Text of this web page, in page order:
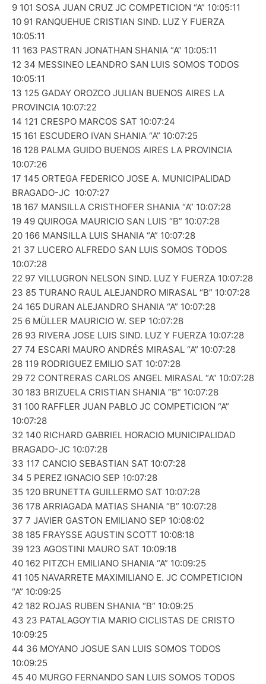
9 101 SOSA JUAN CRUZ JC COMPETICION “A” 10:05:11
10 91 RANQUEHUE CRISTIAN SIND. LUZ Y FUERZA
10:05:11
11 163 PASTRAN JONATHAN SHANIA “A” 10:05:11
12 34 MESSINEO LEANDRO SAN LUIS SOMOS TODOS
10:05:11
13 125 GADAY OROZCO JULIAN BUENOS AIRES LA
PROVINCIA 10:07:22
14 121 CRESPO MARCOS SAT 10:07:24
15 161 ESCUDERO IVAN SHANIA “A” 10:07:25
16 128 PALMA GUIDO BUENOS AIRES LA PROVINCIA
10:07:26
17 145 ORTEGA FEDERICO JOSE A. MUNICIPALIDAD
BRAGADO-JC 10:07:27
18 167 MANSILLA CRISTHOFER SHANIA “A” 10:07:28
19 49 QUIROGA MAURICIO SAN LUIS “B” 10:07:28
20 166 MANSILLA LUIS SHANIA “A” 10:07:28
21 37 LUCERO ALFREDO SAN LUIS SOMOS TODOS
10:07:28
22 97 VILLUGRON NELSON SIND. LUZ Y FUERZA 10:07:28
23 85 TURANO RAUL ALEJANDRO MIRASAL “B” 10:07:28
24 165 DURAN ALEJANDRO SHANIA “A” 10:07:28
25 6 MÜLLER MAURICIO W. SEP 10:07:28
26 93 RIVERA JOSE LUIS SIND. LUZ Y FUERZA 10:07:28
27 74 ESCARI MAURO ANDRÉS MIRASAL “A” 10:07:28
28 119 RODRIGUEZ EMILIO SAT 10:07:28
29 72 CONTRERAS CARLOS ANGEL MIRASAL “A” 10:07:28
30 183 BRIZUELA CRISTIAN SHANIA “B” 10:07:28
31 100 RAFFLER JUAN PABLO JC COMPETICION “A”
10:07:28
32 140 RICHARD GABRIEL HORACIO MUNICIPALIDAD
BRAGADO-JC 10:07:28
33 117 CANCIO SEBASTIAN SAT 10:07:28
34 5 PEREZ IGNACIO SEP 10:07:28
35 120 BRUNETTA GUILLERMO SAT 10:07:28
36 178 ARRIAGADA MATIAS SHANIA “B” 10:07:28
37 7 JAVIER GASTON EMILIANO SEP 10:08:02
38 185 FRAYSSE AGUSTIN SCOTT 10:08:18
39 123 AGOSTINI MAURO SAT 10:09:18
40 162 PITZCH EMILIANO SHANIA “A” 10:09:25
41 105 NAVARRETE MAXIMILIANO E. JC COMPETICION
“A” 10:09:25
42 182 ROJAS RUBEN SHANIA “B” 10:09:25
43 23 PATALAGOYTIA MARIO CICLISTAS DE CRISTO
10:09:25
44 36 MOYANO JOSUE SAN LUIS SOMOS TODOS
10:09:25
45 40 MURGO FERNANDO SAN LUIS SOMOS TODOS